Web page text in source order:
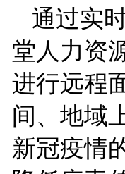
通过实
堂人力资
进行远程
间、地域
新冠疫情